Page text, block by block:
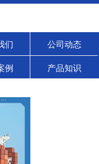
们 公司动态
例 产品知识